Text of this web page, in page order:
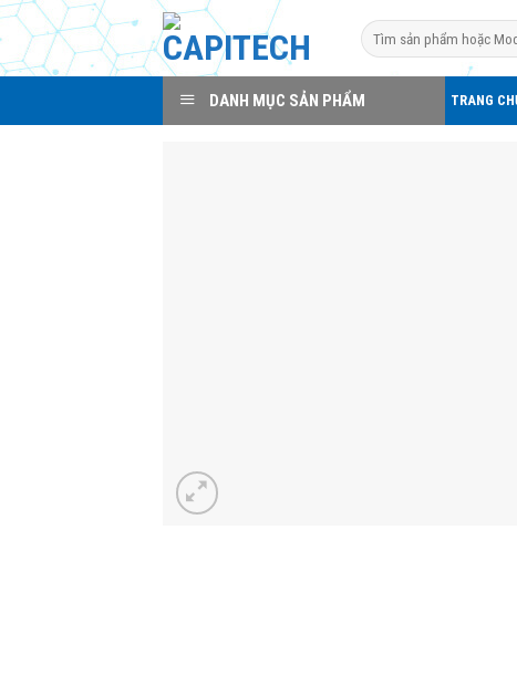
Skip
to
content
Search
for:
DANH MỤC SẢN PHẨM TRANG